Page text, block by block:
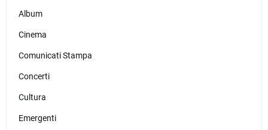
Album
Cinema
Comunicati Stampa
Concerti
Cultura
Emergenti